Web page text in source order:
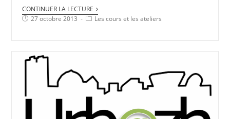
CONTINUER LA LECTURE
27 octobre 2013
Les cours et les ateliers